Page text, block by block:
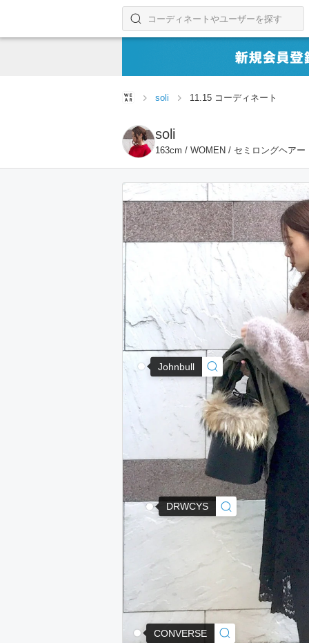
コーディネートやユーザーを探す
検索する
soli 11.15 コーディネート
soli
163cm / WOMEN / セミロングヘアー
CONVERSE
DRWCYS
Johnbull